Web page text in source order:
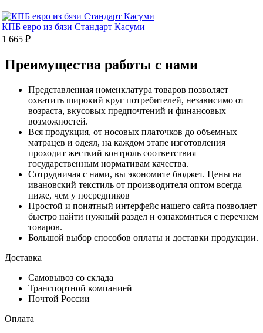
КПБ евро из бязи Cтандарт Касуми
1 665 ₽
Преимущества работы с нами
Представленная номенклатура товаров позволяет
охватить широкий круг потребителей, независимо от
возраста, вкусовых предпочтений и финансовых
возможностей.
Вся продукция, от носовых платочков до объемных
матрацев и одеял, на каждом этапе изготовления
проходит жесткий контроль соответствия
государственным нормативам качества.
Сотрудничая с нами, вы экономите бюджет. Цены на
ивановский текстиль от производителя оптом всегда
ниже, чем у посредников
Простой и понятный интерфейс нашего сайта позволяет
быстро найти нужный раздел и ознакомиться с перечнем
товаров.
Большой выбор способов оплаты и доставки продукции.
Доставка
Самовывоз со склада
Транспортной компанией
Почтой России
Оплата